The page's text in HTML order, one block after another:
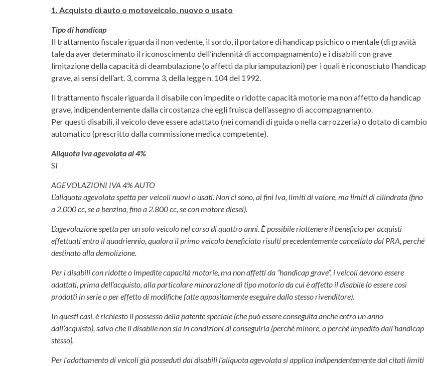
1. Acquisto di auto o motoveicolo, nuovo o usato
Tipo di handicap
Il trattamento fiscale riguarda il non vedente, il sordo, il portatore di handicap psichico o mentale (di gravità
tale da aver determinato il riconoscimento dell’indennità di accompagnamento) e i disabili con grave
limitazione della capacità di deambulazione (o affetti da pluriamputazioni) per i quali è riconosciuto l’handicap
grave, ai sensi dell’art. 3, comma 3, della legge n. 104 del 1992.
Il trattamento fiscale riguarda il disabile con impedite o ridotte capacità motorie ma non affetto da handicap
grave, indipendentemente dalla circostanza che egli fruisca dell’assegno di accompagnamento.
Per questi disabili, il veicolo deve essere adattato (nei comandi di guida o nella carrozzeria) o dotato di cambio
automatico (prescritto dalla commissione medica competente).
Aliquota Iva agevolata al 4%
Si
AGEVOLAZIONI IVA 4% AUTO
L’aliquota agevolata spetta per veicoli nuovi o usati. Non ci sono, ai fini Iva, limiti di valore, ma limiti di cilindrata (fino
a 2.000 cc, se a benzina, fino a 2.800 cc, se con motore diesel).
L’agevolazione spetta per un solo veicolo nel corso di quattro anni. È possibile riottenere il beneficio per acquisti
effettuati entro il quadriennio, qualora il primo veicolo beneficiato risulti precedentemente cancellato dal PRA, perché
destinato alla demolizione.
Per i disabili con ridotte o impedite capacità motorie, ma non affetti da “handicap grave”, i veicoli devono essere
adattati, prima dell’acquisto, alla particolare minorazione di tipo motorio da cui è affetto il disabile (o essere così
prodotti in serie o per effetto di modifiche fatte appositamente eseguire dallo stesso rivenditore).
In questi casi, è richiesto il possesso della patente speciale (che può essere conseguita anche entro un anno
dall’acquisto), salvo che il disabile non sia in condizioni di conseguirla (perché minore, o perché impedito dall’handicap
stesso).
Per l’adattamento di veicoli già posseduti dai disabili l’aliquota agevolata si applica indipendentemente dai citati limiti